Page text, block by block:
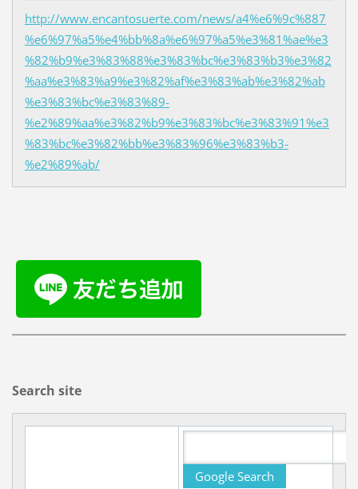
http://www.encantosuerte.com/news/a4%e6%9c%887
%e6%97%a5%e4%bb%8a%e6%97%a5%e3%81%ae%e3
%82%b9%e3%83%88%e3%83%bc%e3%83%b3%e3%82
%aa%e3%83%a9%e3%82%af%e3%83%ab%e3%82%ab
%e3%83%bc%e3%83%89-
%e2%89%aa%e3%82%b9%e3%83%bc%e3%83%91%e3
%83%bc%e3%82%bb%e3%83%96%e3%83%b3-
%e2%89%ab/
Search site